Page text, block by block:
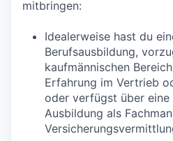
mitbringen:
Idealerweise hast du
Berufsausbildung,
kaufmännischen
Erfahrung im Vertrieb
oder verfügst über eine
Ausbildung als